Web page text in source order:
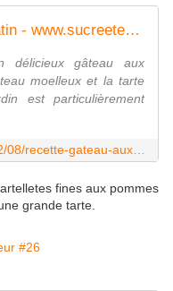
Gâteau aux pommes façon Tatin - www.sucreetepices.com
délicieux gâteau aux
moelleux et la tarte
est particulièrement
fines aux pommes
grande tarte.